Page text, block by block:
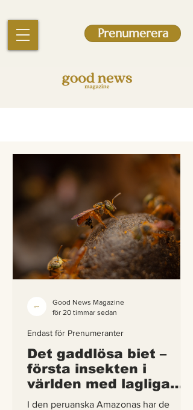
Prenumerera
Det gaddlösa biet –
första insekten i
världen med lagliga
rättigheter
I den peruanska Amazonas har de
Endast för Prenumeranter
Good News Magazine
för 20 timmar sedan